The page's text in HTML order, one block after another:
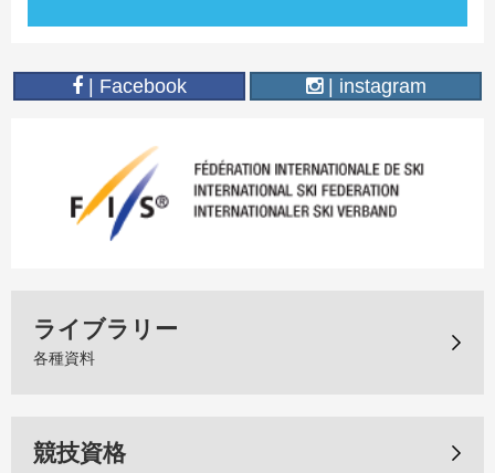
| Facebook | instagram
ライブラリー
各種資料
競技資格